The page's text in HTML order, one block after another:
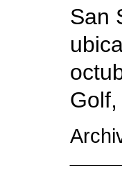
San